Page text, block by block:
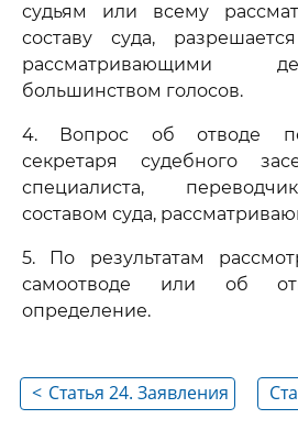
судьям или всему
составу суда,
рассматривающими
большинством голосов.
4. Вопрос об отводе
секретаря судебного
специалиста,
составом суда,
5. По результатам
самоотводе или об
определение.
< Статья 24. Заявления